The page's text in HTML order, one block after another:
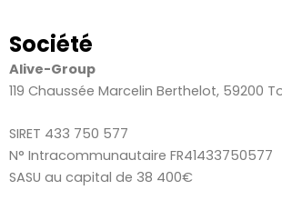
Société
Alive-Group
119 Chaussée Marcelin Berthelot, 59200
SIRET 433 750 577
N° Intracommunautaire FR41433750577
SASU au capital de 38 400€